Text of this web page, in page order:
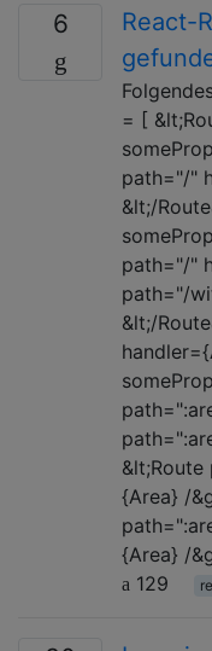
6
React-
= [
path="/"
&lt;/
path="/"
path="/
&lt;/
{Area} /
{Area} /
129